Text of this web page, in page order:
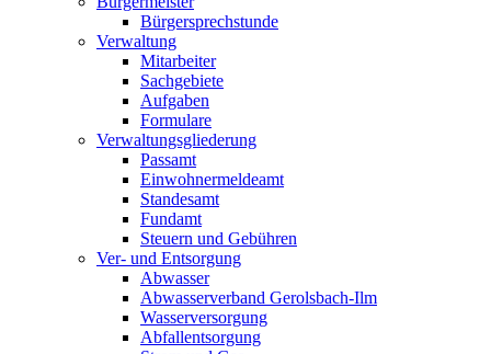
Bürgersprechstunde
Verwaltung
Mitarbeiter
Sachgebiete
Aufgaben
Formulare
Verwaltungsgliederung
Passamt
Einwohnermeldeamt
Standesamt
Fundamt
Steuern und Gebühren
Ver- und Entsorgung
Abwasser
Abwasserverband Gerolsbach-Ilm
Wasserversorgung
Abfallentsorgung